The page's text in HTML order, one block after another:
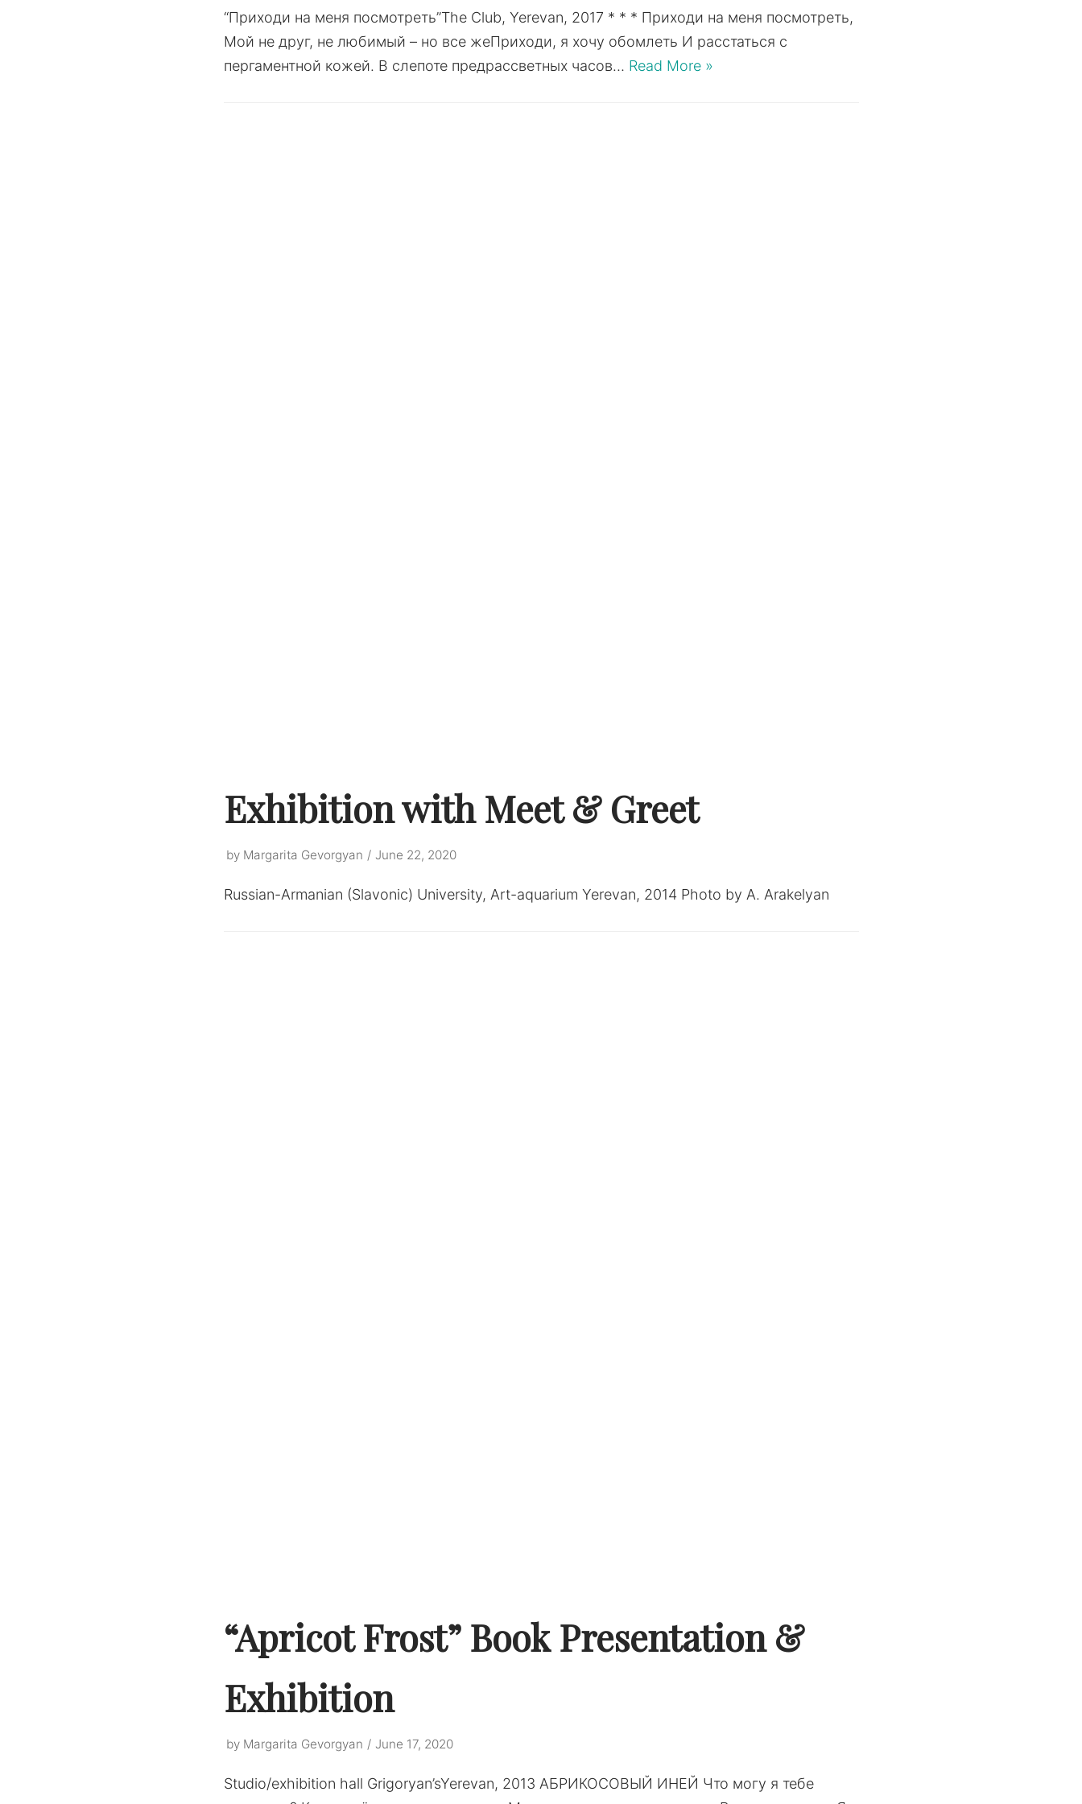
“Приходи на меня посмотреть”The Club, Yerevan, 2017 * * * Приходи на меня посмотреть,
Мой не друг, не любимый – но все жеПриходи, я хочу обомлеть И расстаться с
пергаментной кожей. В слепоте предрассветных часов… Read More »
Exhibition with Meet & Greet
by Margarita Gevorgyan June 22, 2020
Russian-Armanian (Slavonic) University, Art-aquarium Yerevan, 2014 Photo by A. Arakelyan
“Apricot Frost” Book Presentation &
Exhibition
by Margarita Gevorgyan June 17, 2020
Studio/exhibition hall Grigoryan’sYerevan, 2013 АБРИКОСОВЫЙ ИНЕЙ Что могу я тебе